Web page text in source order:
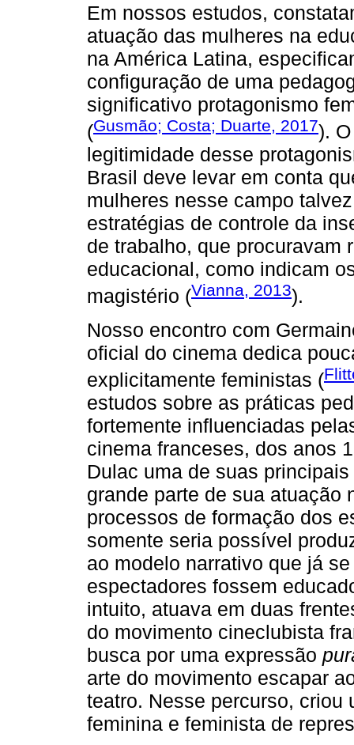
Em nossos estudos,
atuação das mulheres na
na América Latina,
configuração de uma
significativo protagonismo
(Gusmão; Costa; Duarte, 2017).
legitimidade desse
Brasil deve levar em conta
mulheres nesse campo
estratégias de controle da
de trabalho, que procuravam
educacional, como indicam
magistério (Vianna, 2013).
Nosso encontro com
oficial do cinema dedica
explicitamente feministas (
estudos sobre as práticas
fortemente influenciadas
cinema franceses, dos anos
Dulac uma de suas
grande parte de sua atuação
processos de formação dos
somente seria possível
ao modelo narrativo que já
espectadores fossem
intuito, atuava em duas
do movimento cineclubista
busca por uma expressão
arte do movimento escapar
teatro. Nesse percurso, criou
feminina e feminista de